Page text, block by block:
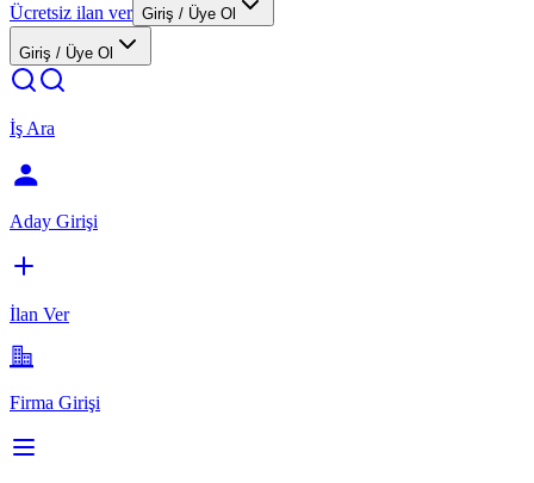
Ücretsiz ilan ver Giriş / Üye Ol
Giriş / Üye Ol
İş Ara
Aday Girişi
İlan Ver
Firma Girişi